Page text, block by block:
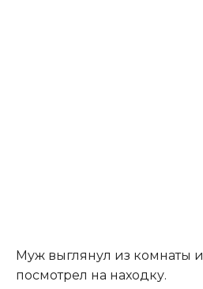
Муж выглянул из комнаты
посмотрел на находку.